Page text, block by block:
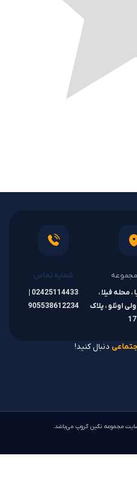
دنبال کنید!
شماره تماس
905538612234
، محله فیلا ،
اوئلو ، پلاک
مجموعه نگین گروپ می‌باشد.